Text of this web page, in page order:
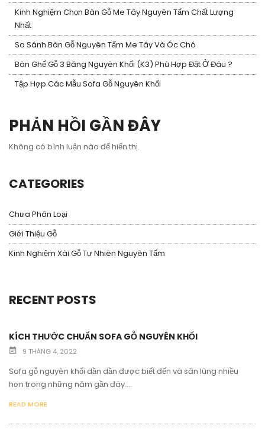
Kinh Nghiệm Chọn Bàn Gỗ Me Tây Nguyên Tấm Chất Lượng
Nhất
So Sánh Bàn Gỗ Nguyên Tấm Me Tây Và Óc Chó
Bàn Ghế Gỗ 3 Băng Nguyên Khối (K3) Phù Hợp Đặt Ở Đâu ?
Tập Hợp Các Mẫu Sofa Gỗ Nguyên Khối
PHẢN HỒI GẦN ĐÂY
Không có bình luận nào để hiển thị.
CATEGORIES
Chưa Phân Loại
Giới Thiệu Gỗ
Kinh Nghiệm Xài Gỗ Tự Nhiên Nguyên Tấm
RECENT POSTS
KÍCH THƯỚC CHUẨN SOFA GỖ NGUYÊN KHỐI
9 THÁNG 4, 2022
Sofa gỗ nguyên khối dần dần được biết đến và săn lùng nhiều
hơn trong những năm gần đây....
READ MORE